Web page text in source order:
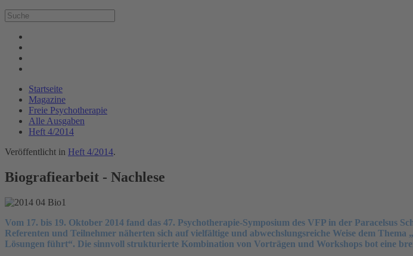
Startseite
Magazine
Freie Psychotherapie
Alle Ausgaben
Heft 4/2014
Veröffentlicht in Heft 4/2014.
Biografiearbeit - Nachlese
Vom 17. bis 19. Oktober 2014 fand das 47. Psychotherapie-Symposium des VFP in der Paracelsus
Referenten und Teilnehmer näherten sich auf vielfältige und abwechslungsreiche Weise dem
Lösungen führt“. Die sinnvoll strukturierte Kombination von Vorträgen und Workshops bot eine